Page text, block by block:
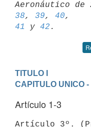
38, 39, 40
41
y 42
TITULO I
CAPITULO UNICO
Artículo 1-3
Artículo 3º.